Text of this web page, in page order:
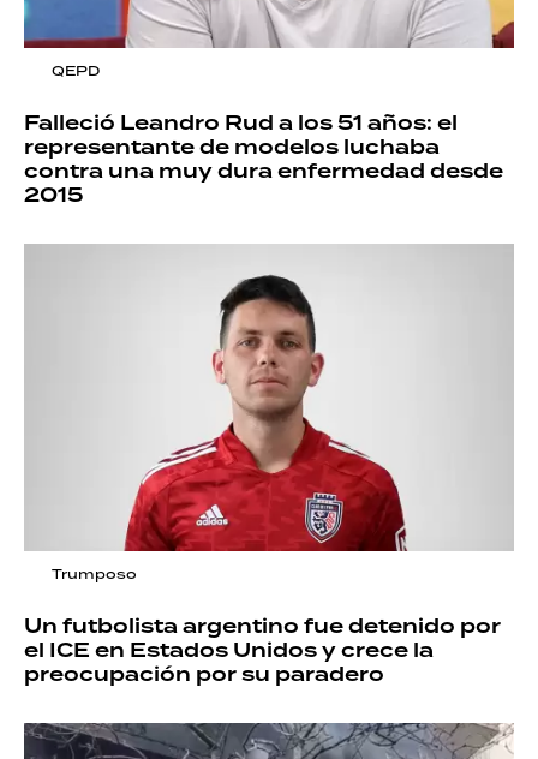
QEPD
Falleció Leandro Rud a los 51 años: el
representante de modelos luchaba
contra una muy dura enfermedad desde
2015
Trumposo
Un futbolista argentino fue detenido por
el ICE en Estados Unidos y crece la
preocupación por su paradero